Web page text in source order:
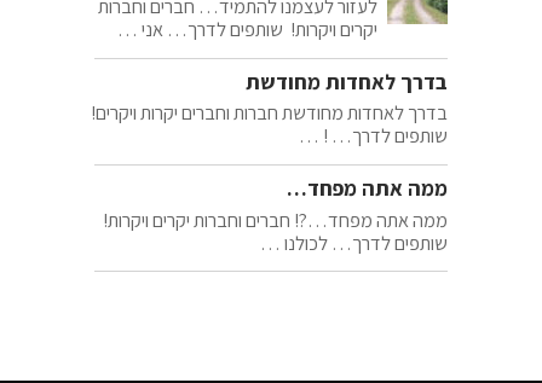
לעזור לעצמנו להתמיד… חברים וחברות
יקרים ויקרות! שותפים לדרך… אני …
בדרך לאחדות מחודשת
בדרך לאחדות מחודשת חברות וחברים יקרות ויקרים!
שותפים לדרך… ! …
ממה אתה מפחד…
ממה אתה מפחד…?! חברים וחברות יקרים ויקרות!
שותפים לדרך… לכולנו …